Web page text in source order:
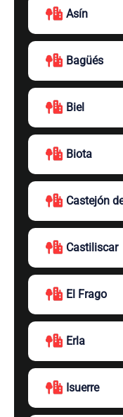
Asín
Bagüés
Biel
Biota
Castejón
Castiliscar
El Frago
Erla
Isuerre